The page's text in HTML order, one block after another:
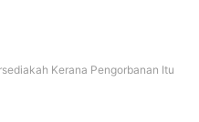
Kerana Pengorbanan Itu